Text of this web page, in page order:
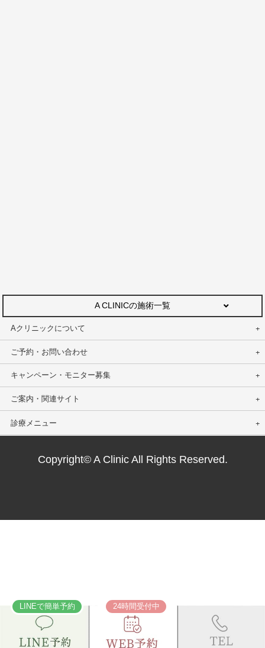
A CLINICの施術一覧
Aクリニックについて
ご予約・お問い合わせ
キャンペーン・モニター募集
ご案内・関連サイト
診療メニュー
LINEで簡単予約 24時間受付中
Copyright© A Clinic All Rights Reserved.